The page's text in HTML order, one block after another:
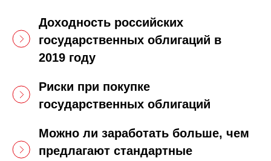
Доходность российских
государственных облигаций в
2019 году
Риски при покупке
государственных облигаций
Можно ли заработать больше, чем
предлагают стандартные